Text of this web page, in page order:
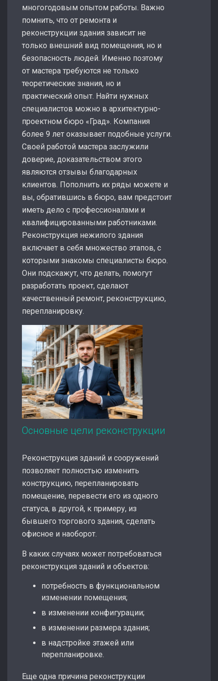
многогодовым опытом работы. Важно
помнить, что от ремонта и
реконструкции здания зависит не
только внешний вид помещения, но и
безопасность людей. Именно поэтому
от мастера требуются не только
теоретические знания, но и
практический опыт. Найти нужных
специалистов можно в архитектурно-
проектном бюро «Град». Компания
более 9 лет оказывает подобные услуги.
Своей работой мастера заслужили
доверие, доказательством этого
являются отзывы благодарных
клиентов. Пополнить их ряды можете и
вы, обратившись в бюро, вам предстоит
иметь дело с профессионалами и
квалифицированными работниками.
Реконструкция нежилого здания
включает в себя множество этапов, с
которыми знакомы специалисты бюро.
Они подскажут, что делать, помогут
разработать проект, сделают
качественный ремонт, реконструкцию,
перепланировку.
Основные цели реконструкции
Реконструкция зданий и сооружений
позволяет полностью изменить
конструкцию, перепланировать
помещение, перевести его из одного
статуса, в другой, к примеру, из
бывшего торгового здания, сделать
офисное и наоборот.
В каких случаях может потребоваться
реконструкция зданий и объектов:
потребность в функциональном
изменении помещения;
в изменении конфигурации;
в изменении размера здания;
в надстройке этажей или
перепланировке.
Еще одна причина реконструкции